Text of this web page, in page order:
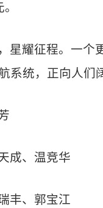
星耀征程。一个
系统，正向人们
成、温竞华
丰、郭宝江